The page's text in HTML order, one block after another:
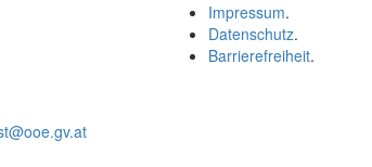
Impressum.
Datenschutz.
Barrierefreiheit.